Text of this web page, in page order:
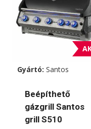
variációja
van.
A
termékoldalon
választhatók
ki
Gyártó: Santos
Beépíthető
gázgrill Santos
grill S510